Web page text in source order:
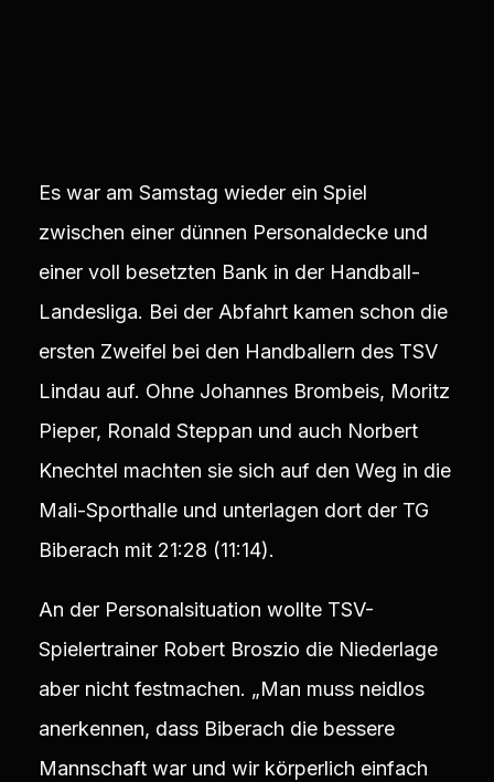
Es war am Samstag wieder ein Spiel
zwischen einer dünnen Personaldecke und
einer voll besetzten Bank in der Handball-
Landesliga. Bei der Abfahrt kamen schon die
ersten Zweifel bei den Handballern des TSV
Lindau auf. Ohne Johannes Brombeis, Moritz
Pieper, Ronald Steppan und auch Norbert
Knechtel machten sie sich auf den Weg in die
Mali-Sporthalle und unterlagen dort der TG
Biberach mit 21:28 (11:14).
An der Personalsituation wollte TSV-
Spielertrainer Robert Broszio die Niederlage
aber nicht festmachen. „Man muss neidlos
anerkennen, dass Biberach die bessere
Mannschaft war und wir körperlich einfach